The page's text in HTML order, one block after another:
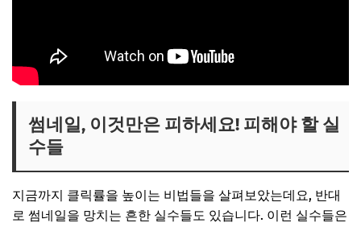
썸네일, 이것만은 피하세요! 피해야 할 실
수들
지금까지 클릭률을 높이는 비법들을 살펴보았는데요, 반대
로 썸네일을 망치는 흔한 실수들도 있습니다. 이런 실수들은